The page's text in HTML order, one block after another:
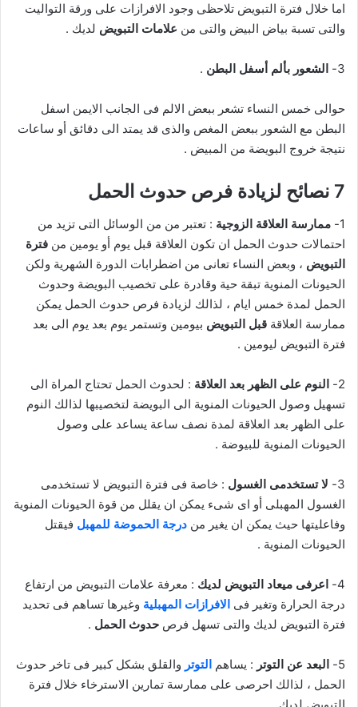
اما خلال فترة التبويض تلاحظى وجود الافرازات على ورقة التواليت
والتى تسبة بياض البيض والتى من علامات التبويض لديك .
3- الشعور بألم أسفل البطن .
حوالى خمس النساء تشعر ببعض الالم فى الجانب الايمن اسفل
البطن مع الشعور ببعض المغص والذى قد يمتد الى دقائق أو ساعات
نتيجة خروج البويضة من المبيض .
7 نصائح لزيادة فرص حدوث الحمل
1- ممارسة العلاقة الزوجية : تعتبر من من الوسائل التى تزيد من
احتمالات حدوث الحمل ان تكون العلاقة قبل يوم أو يومين من فترة
التبويض ، وبعض النساء تعانى من اضطرابات الدورة الشهرية ولكن
الحيونات المنوية تبقة حية وقادرة على تخصيب البويضة وحدوث
الحمل لمدة خمس ايام ، لذالك لزيادة فرص حدوث الحمل يمكن
ممارسة العلاقة قبل التبويض بيومين وتستمر يوم بعد يوم الى بعد
فترة التبويض ليومين .
2- النوم على الظهر بعد العلاقة : لحدوث الحمل تحتاج المراة الى
تسهيل وصول الحيونات المنوية الى البويضة لتخصيبها لذالك النوم
على الظهر بعد العلاقة لمدة نصف ساعة يساعد على وصول
الحيونات المنوية للبيوضة .
3- لا تستخدمى الغسول : خاصة فى فترة التبويض لا تستخدمى
الغسول المهبلى أو اى شىء يمكن ان يقلل من قوة الحيونات المنوية
وفاعليتها حيث يمكن ان يغير من درجة الحموضة للمهبل فيقتل
الحيونات المنوية .
4- اعرفى ميعاد التبويض لديك : معرفة علامات التبويض من ارتفاع
درجة الحرارة وتغير فى الافرازات المهبلية وغيرها تساهم فى تحديد
فترة التبويض لديك والتى تسهل فرص حدوث الحمل .
5- البعد عن التوتر : يساهم التوتر والقلق بشكل كبير فى تاخر حدوث
الحمل ، لذالك احرصى على ممارسة تمارين الاسترخاء خلال فترة
التبويض لديك .